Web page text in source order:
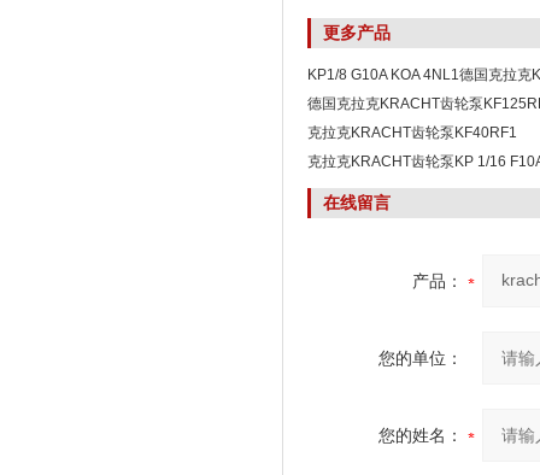
更多产品
KP1/8 G10A KOA 4NL1德国克拉克
泵KP系列
德国克拉克KRACHT齿轮泵
克拉克KRACHT齿轮泵KF40RF1
克拉克KRACHT齿轮泵KP 1/16
在线留言
产品：
您的单位：
您的姓名：